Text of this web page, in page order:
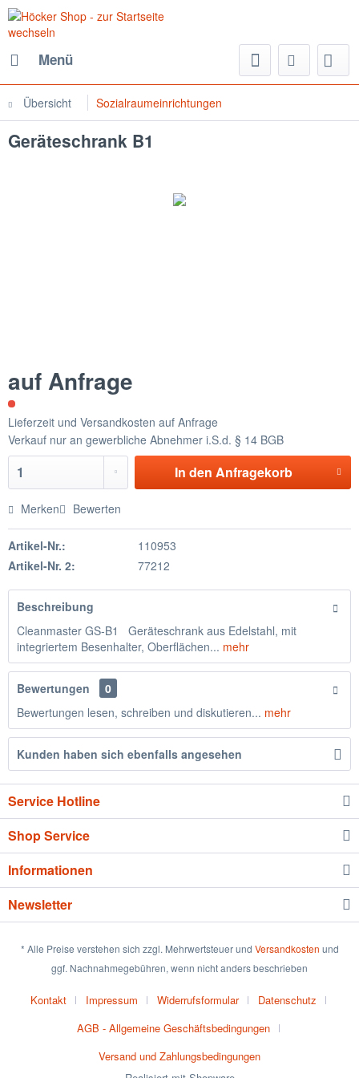
Menü
Übersicht Sozialraumeinrichtungen
Geräteschrank B1
auf Anfrage
Lieferzeit und Versandkosten auf Anfrage
Verkauf nur an gewerbliche Abnehmer i.S.d. § 14 BGB
In den Anfragekorb
Merken Bewerten
Artikel-Nr.:
110953
Artikel-Nr. 2:
77212
Beschreibung
Cleanmaster GS-B1 Geräteschrank aus Edelstahl, mit
integriertem Besenhalter, Oberflächen... mehr
Bewertungen
0
Bewertungen lesen, schreiben und diskutieren... mehr
Kunden haben sich ebenfalls angesehen
Service Hotline
Shop Service
Informationen
Newsletter
* Alle Preise verstehen sich zzgl. Mehrwertsteuer und Versandkosten und
ggf. Nachnahmegebühren, wenn nicht anders beschrieben
Kontakt Impressum Widerrufsformular
Datenschutz
AGB - Allgemeine Geschäftsbedingungen
Versand und Zahlungsbedingungen